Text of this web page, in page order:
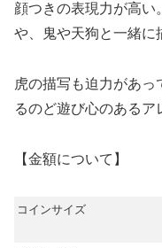
顔つきの表現力が高い
や、鬼や天狗と一緒に
虎の描写も迫力があ
るのど遊び心のあるア
【金額について】
コインサイズ